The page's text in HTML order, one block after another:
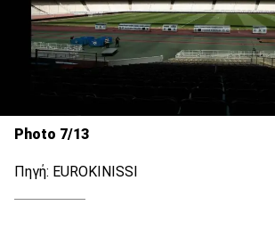
Photo 7/13
Πηγή: EUROKINISSI